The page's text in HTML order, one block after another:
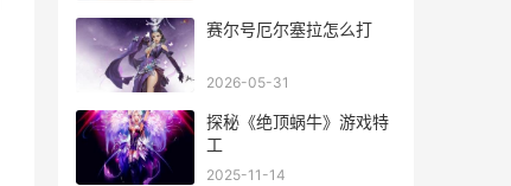
赛尔号厄尔塞拉怎么打
2026-05-31
探秘《绝顶蜗牛》游戏特
工
2025-11-14